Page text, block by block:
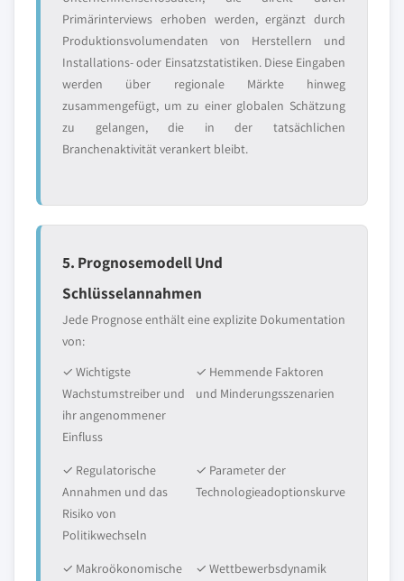
Primärinterviews erhoben werden, ergänzt durch
Produktionsvolumendaten von Herstellern und
Installations- oder Einsatzstatistiken. Diese Eingaben
werden über regionale Märkte hinweg
zusammengefügt, um zu einer globalen Schätzung
zu gelangen, die in der tatsächlichen
Branchenaktivität verankert bleibt.
5. Prognosemodell Und
Schlüsselannahmen
Jede Prognose enthält eine explizite Dokumentation
von:
✓ Wichtigste
Wachstumstreiber und
ihr angenommener
Einfluss
✓ Hemmende Faktoren
und Minderungsszenarien
✓ Regulatorische
Annahmen und das
Risiko von
Politikwechseln
✓ Parameter der
Technologieadoptionskurve
✓ Makroökonomische
✓ Wettbewerbsdynamik